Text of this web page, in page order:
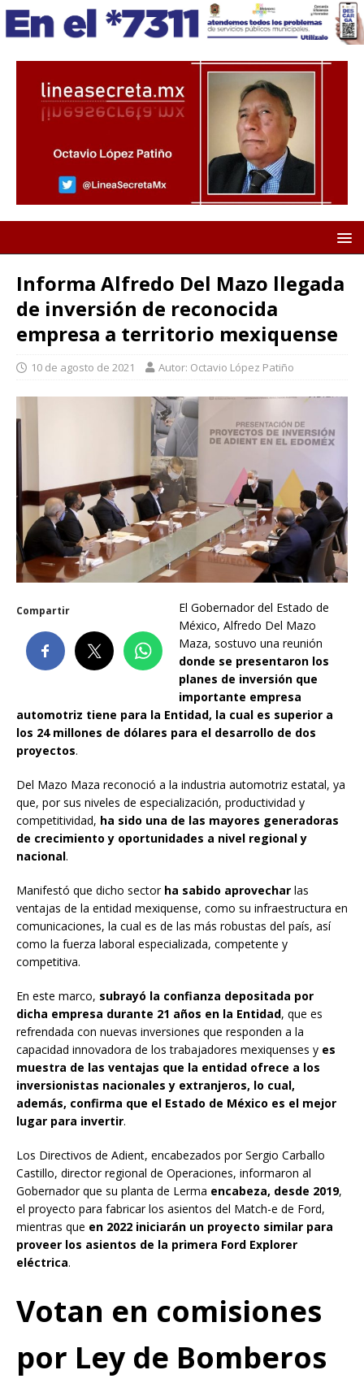
Informa Alfredo Del Mazo llegada
de inversión de reconocida
empresa a territorio mexiquense
10 de agosto de 2021 Autor: Octavio López Patiño
Compartir
El Gobernador del Estado de
México, Alfredo Del Mazo
Maza, sostuvo una reunión
donde se presentaron los
planes de inversión que
importante empresa
automotriz tiene para la Entidad, la cual es superior a
los 24 millones de dólares para el desarrollo de dos
proyectos.
Del Mazo Maza reconoció a la industria automotriz estatal, ya
que, por sus niveles de especialización, productividad y
competitividad, ha sido una de las mayores generadoras
de crecimiento y oportunidades a nivel regional y
nacional.
Manifestó que dicho sector ha sabido aprovechar las
ventajas de la entidad mexiquense, como su infraestructura en
comunicaciones, la cual es de las más robustas del país, así
como la fuerza laboral especializada, competente y
competitiva.
En este marco, subrayó la confianza depositada por
dicha empresa durante 21 años en la Entidad, que es
refrendada con nuevas inversiones que responden a la
capacidad innovadora de los trabajadores mexiquenses y es
muestra de las ventajas que la entidad ofrece a los
inversionistas nacionales y extranjeros, lo cual,
además, confirma que el Estado de México es el mejor
lugar para invertir.
Los Directivos de Adient, encabezados por Sergio Carballo
Castillo, director regional de Operaciones, informaron al
Gobernador que su planta de Lerma encabeza, desde 2019,
el proyecto para fabricar los asientos del Match-e de Ford,
mientras que en 2022 iniciarán un proyecto similar para
proveer los asientos de la primera Ford Explorer
eléctrica.
Votan en comisiones
por Ley de Bomberos